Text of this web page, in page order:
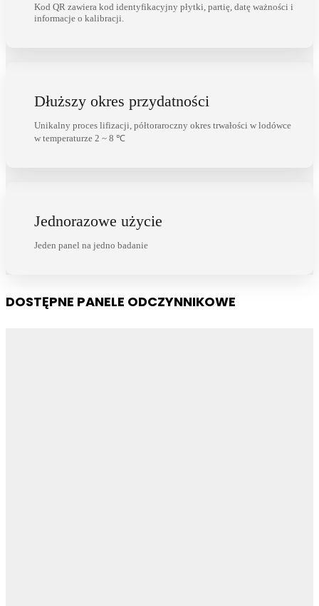
Kod QR zawiera kod identyfikacyjny płytki, partię, datę ważności i
informacje o kalibracji.
Dłuższy okres przydatności
Unikalny proces lifizacji, półtoraroczny okres trwałości w lodówce
w temperaturze 2 ~ 8 ℃
Jednorazowe użycie
Jeden panel na jedno badanie
DOSTĘPNE PANELE ODCZYNNIKOWE